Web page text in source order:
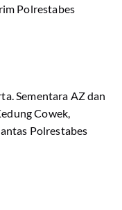
Polrestabes
Sementara AZ dan
Cowek,
Polrestabes